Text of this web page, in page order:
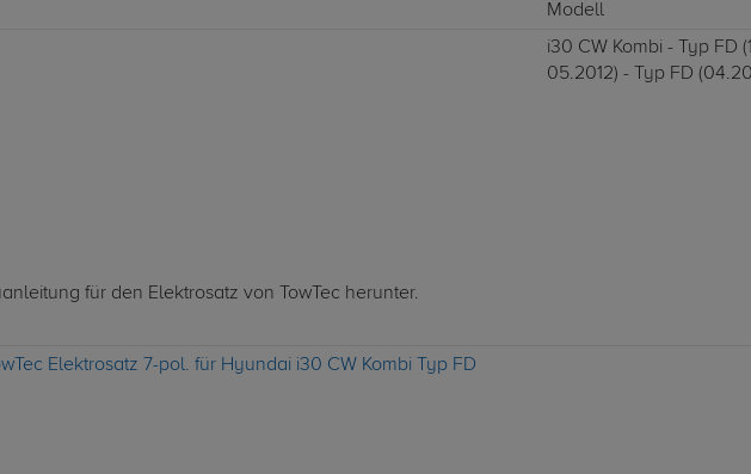
Modell
i30 CW Kombi - Typ FD
05.2012) - Typ FD
für den Elektrosatz von TowTec herunter.
Elektrosatz 7-pol. für Hyundai i30 CW Kombi Typ FD